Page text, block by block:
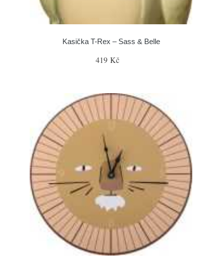
Kasička T-Rex – Sass & Belle
419 Kč